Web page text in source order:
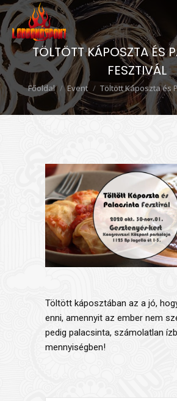
TÖLTÖTT KÁPOSZTA ÉS
FESZTIVÁL
Ön itt van:
Főoldal Event Töltött Káposzta és
Töltött káposztában az a jó,
enni, amennyit az ember nem
pedig palacsinta, számolatlan
mennyiségben!